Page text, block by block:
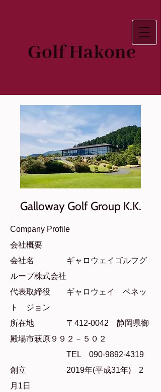
Golf Hakone
Galloway Golf Group K.K.
Company Profile
会社概要
会社名 ギャロウェイゴルフグ
ループ株式会社
代表取締役 ギャロウェイ ベネッ
ト ジョン
所在地 〒412-0042 静岡県御
殿場市萩原９９２－５０２
TEL 090‐9892‐4319
創立 2019年(平成31年) 2
月1日